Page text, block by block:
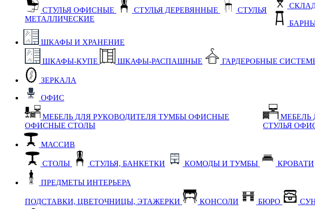
СТУЛЬЯ ОФИСНЫЕ СТУЛЬЯ ДЕРЕВЯННЫЕ
СТУЛЬЯ
МЕТАЛЛИЧЕСКИЕ
ШКАФЫ И ХРАНЕНИЕ
ШКАФЫ-КУПЕ ШКАФЫ-РАСПАШНЫЕ ГАРДЕРОБНЫЕ
ЗЕРКАЛА
ОФИС
МЕБЕЛЬ ДЛЯ РУКОВОДИТЕЛЯ ТУМБЫ ОФИСНЫЕ
ОФИСНЫЕ СТОЛЫ
МЕБЕЛЬ
СТУЛЬЯ
МАССИВ
СТОЛЫ СТУЛЬЯ, БАНКЕТКИ КОМОДЫ И ТУМБЫ КРОВАТИ
ПРЕДМЕТЫ ИНТЕРЬЕРА
ПОДСТАВКИ, ЦВЕТОЧНИЦЫ, ЭТАЖЕРКИ КОНСОЛИ БЮРО